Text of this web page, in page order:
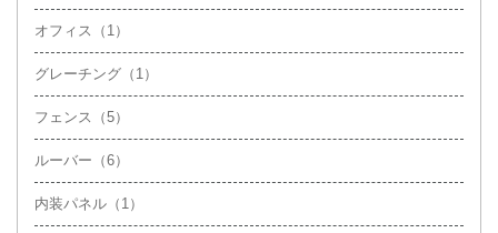
オフィス（1）
グレーチング（1）
フェンス（5）
ルーバー（6）
内装パネル（1）